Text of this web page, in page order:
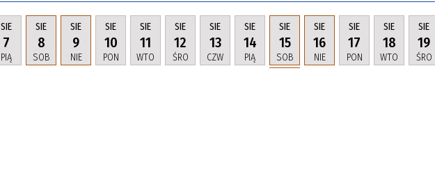
SIE
7
PIĄ
SIE
8
SOB
SIE
9
NIE
SIE
10
PON
SIE
11
WTO
SIE
12
ŚRO
SIE
13
CZW
SIE
14
PIĄ
SIE
15
SOB
SIE
16
NIE
SIE
17
PON
SIE
18
WTO
SIE
19
ŚRO